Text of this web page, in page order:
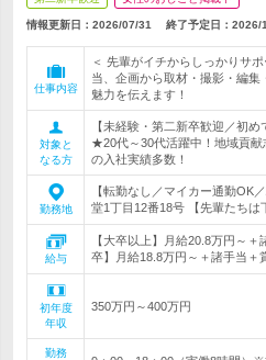
情報更新日：2026/07/31 終了予定日： 2026/
仕事内容
＜ 先輩がイチからしっかりサ
当、企画から取材・撮影・編
魅力を伝えます！
対象と
なる方
【未経験・第二新卒歓迎／初
★20代～30代活躍中！地域貢
の入社実績多数！
勤務地
【転勤なし／マイカー通勤OK
堂1丁目12番18号 【先輩たちは
給与
【大卒以上】月給20.8万円～
卒】月給18.8万円～＋諸手当
初年度
年収
350万円～400万円
勤務